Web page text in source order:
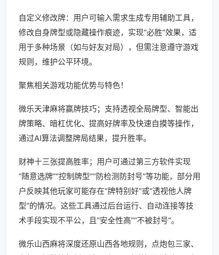
自定义修改牌：用户可输入需求生成专用辅助工具，
修改自身牌型或隐藏操作痕迹，实现“必胜”效果，适
用于多种场景（如与好友对局），但需注意遵守游戏
规则，维护公平环境。
聚焦相关游戏功能优势与特色！
微乐天津麻将赢牌技巧；支持透视全局牌型、智能出
牌策略、暗杠优化、提高好牌率及快速自摸等操作，
通过AI算法调整牌局结果，提升胜率。
财神十三张提高胜率；用户可通过第三方软件实现
“随意选牌”“控制牌型”“防检测防封号”等功能，部分用
户反映其他玩家可能存在“牌特别好”或“透视他人牌
型”的情况。这些工具通过后台运行、自动连接等技
术手段实现不平公，且“安全性高”“不被封号”。
微乐山西麻将深度还原山西各地规则，点炮包三家、